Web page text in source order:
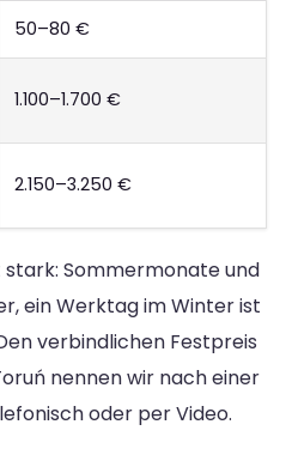
50–80 €
1.100–1.700 €
2.150–3.250 €
Sommermonate und
ein Werktag im Winter ist
verbindlichen Festpreis
nennen wir nach einer
oder per Video.